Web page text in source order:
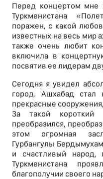
Перед концертом мне
Туркменистана
поражен, с какой
известных на весь мир
также очень любит
включила в
посвятив ее лидерам
Сегодня я увидел
город. Ашхабад стал
прекрасные
За такой короткий
преобразился,
этом огромная
Гурбангулы
и счастливый народ,
Туркменистана
благополучии своего